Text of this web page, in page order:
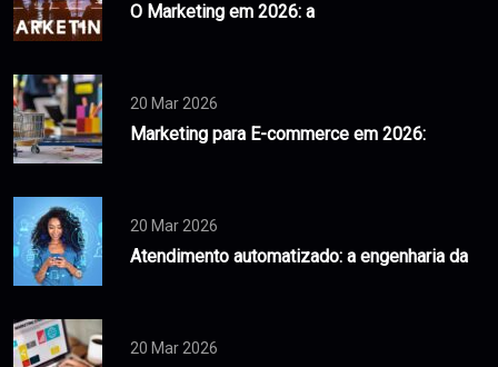
O Marketing em 2026: a
20 Mar 2026
Marketing para E-commerce em 2026:
20 Mar 2026
Atendimento automatizado: a engenharia da
20 Mar 2026